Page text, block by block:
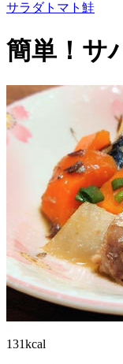
サラダトマト 鮭
簡単！サ
131kcal